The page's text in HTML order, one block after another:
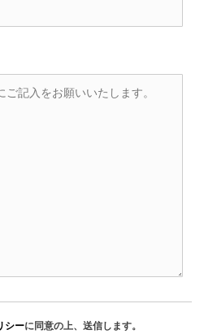
シーに同意の上、送信します。